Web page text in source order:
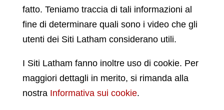
fatto. Teniamo traccia di tali informazioni al
fine di determinare quali sono i video che gli
utenti dei Siti Latham considerano utili.
I Siti Latham fanno inoltre uso di cookie. Per
maggiori dettagli in merito, si rimanda alla
nostra Informativa sui cookie.